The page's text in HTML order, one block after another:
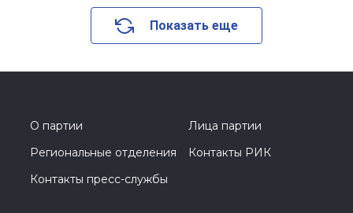
Показать еще
О партии
Лица партии
Региональные отделения
Контакты РИК
Контакты пресс-службы